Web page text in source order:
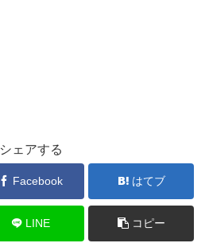
シェアする
Facebook はてブ
LINE コピー